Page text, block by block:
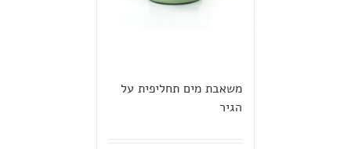
משאבת מים תחליפית על
הגיר